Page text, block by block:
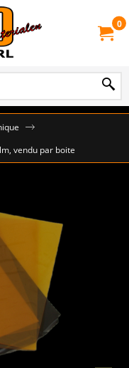
0
vendu par boite